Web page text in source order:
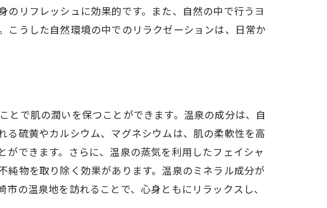
リフレッシュに効果的です。また、自然の中で行うヨ
こうした自然環境の中でのリラクゼーションは、日常か
で肌の潤いを保つことができます。温泉の成分は、自
硫黄やカルシウム、マグネシウムは、肌の柔軟性を高
できます。さらに、温泉の蒸気を利用したフェイシャ
物を取り除く効果があります。温泉のミネラル成分が
の温泉地を訪れることで、心身ともにリラックスし、